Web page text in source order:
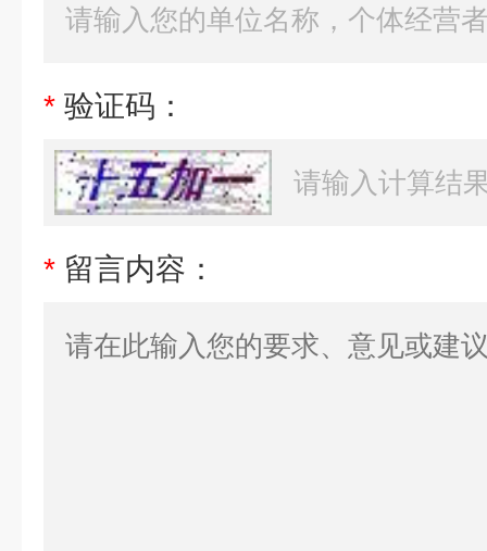
* 验证码：
* 留言内容：